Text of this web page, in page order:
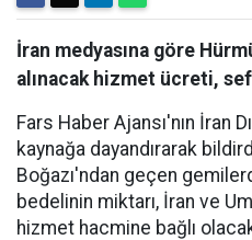
İran medyasına göre
alınacak hizmet ücreti,
Fars Haber Ajansı'nın İran
kaynağa dayandırarak
Boğazı'ndan geçen
bedelinin miktarı, İran ve
hizmet hacmine bağlı